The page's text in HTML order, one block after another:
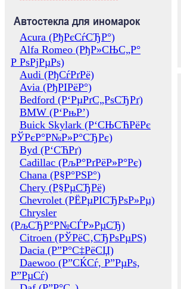
Автостекла для иномарок
Acura (РђРєСѓСЂР°)
Alfa Romeo (РђР»СЊС„Р°
Р РѕРјРµРѕ)
Audi (РђСѓРґРё)
Avia (РђРІРёР°)
Bedford (Р‘РµРґС„РѕСЂРґ)
BMW (Р‘РњР’)
Buick Skylark (Р‘СЊСЋРёРє
РЎРєР°Р№Р»Р°СЂРє)
Byd (Р‘СЋРґ)
Cadillac (РљР°РґРёР»Р°Рє)
Chana (Р§Р°РЅР°)
Chery (Р§РµСЂРё)
Chevrolet (РЁРµРІСЂРѕР»Рµ)
Chrysler
(РљСЂР°Р№СЃР»РµСЂ)
Citroen (РЎРёС‚СЂРѕРµРЅ)
Dacia (Р”Р°С‡РёСЏ)
Daewoo (Р”СЌСѓ, Р”РµРѕ,
Р”РµСѓ)